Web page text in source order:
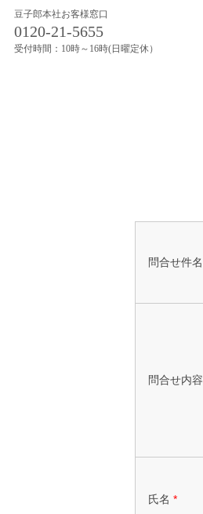
豆子郎本社お客様窓口
0120-21-5655
受付時間：10時～16時(日曜定休）
問合せ件名
問合せ内容
氏名 *